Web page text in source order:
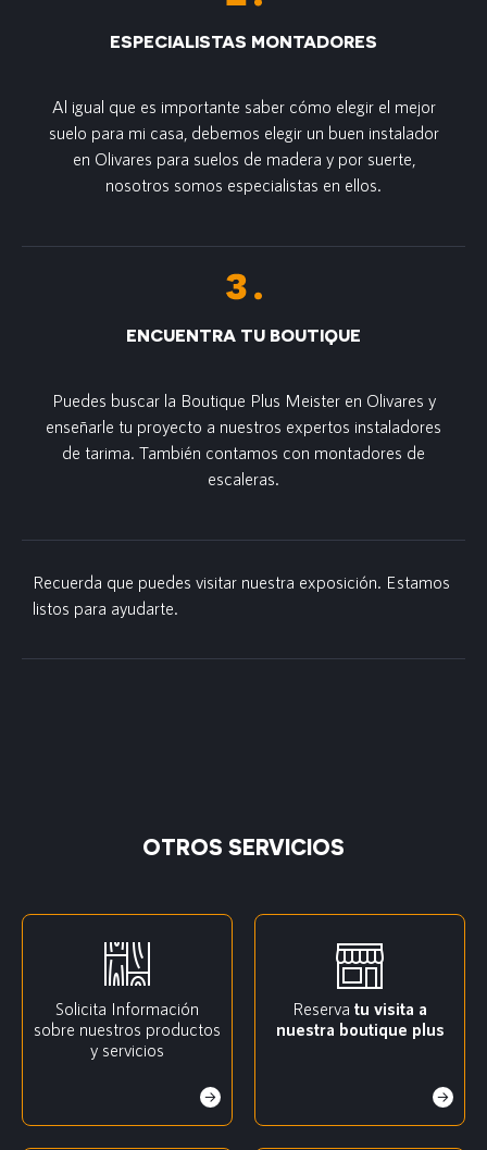
ESPECIALISTAS MONTADORES
Al igual que es importante saber cómo elegir el mejor
suelo para mi casa, debemos elegir un buen instalador
en Olivares para suelos de madera y por suerte,
nosotros somos especialistas en ellos.
ENCUENTRA TU BOUTIQUE
Puedes buscar la Boutique Plus Meister en Olivares y
enseñarle tu proyecto a nuestros expertos instaladores
de tarima. También contamos con montadores de
escaleras.
Recuerda que puedes visitar nuestra exposición. Estamos
listos para ayudarte.
OTROS SERVICIOS
Solicita Información
sobre nuestros productos
y servicios
Reserva tu visita a
nuestra boutique plus